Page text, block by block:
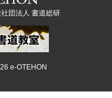
団法人 書道総研
e-OTEHON